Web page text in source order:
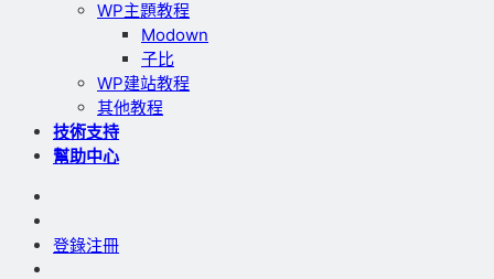
WP主題教程
Modown
子比
WP建站教程
其他教程
技術支持
幫助中心
登錄注冊